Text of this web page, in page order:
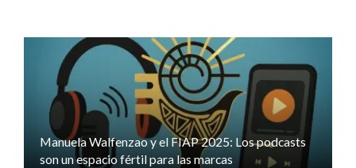
Manuela Walfenzao y el FIAP 2025: Los podcasts
son un espacio fértil para las marcas